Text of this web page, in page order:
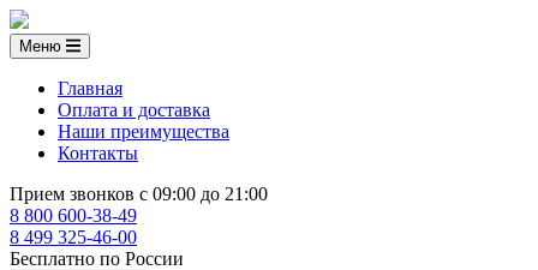
Меню
Главная
Оплата и доставка
Наши преимущества
Контакты
Прием звонков с 09:00 до 21:00
8 800 600-38-49
8 499 325-46-00
Бесплатно по России